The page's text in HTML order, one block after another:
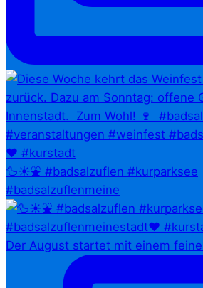
🦆☀️⛲ #badsalzuflen #kurparksee
#badsalzuflenmeine
Der August startet mit einem